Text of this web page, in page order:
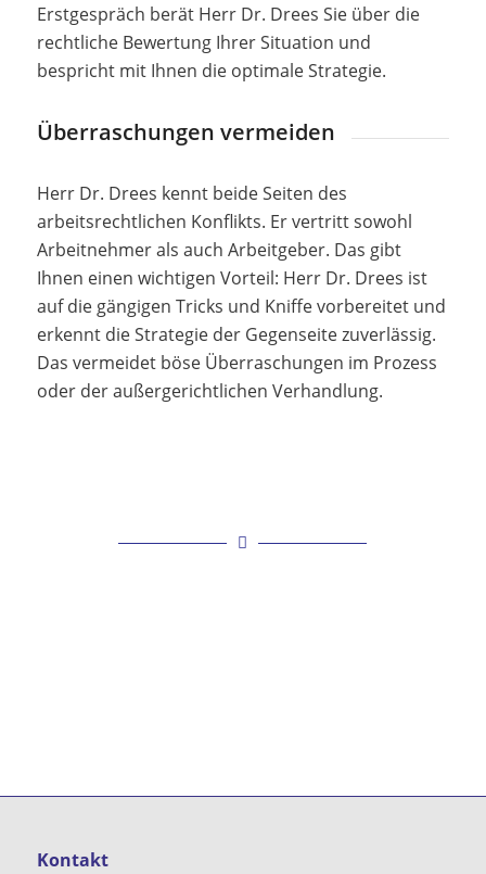
Erstgespräch berät Herr Dr. Drees Sie über die
rechtliche Bewertung Ihrer Situation und
bespricht mit Ihnen die optimale Strategie.
Überraschungen vermeiden
Herr Dr. Drees kennt beide Seiten des
arbeitsrechtlichen Konflikts. Er vertritt sowohl
Arbeitnehmer als auch Arbeitgeber. Das gibt
Ihnen einen wichtigen Vorteil: Herr Dr. Drees ist
auf die gängigen Tricks und Kniffe vorbereitet und
erkennt die Strategie der Gegenseite zuverlässig.
Das vermeidet böse Überraschungen im Prozess
oder der außergerichtlichen Verhandlung.
Kontakt